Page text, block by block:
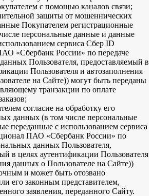
с помощью каналов связи;
защиты от мошеннических
Покупателем регистрационные
персональные данные и данные
сервиса Сбер ID
«Сбербанк России» по передаче
Пользователя, предоставляемый в
Пользователя и автозаполнения
на Сайте)) могут быть переданы
транзакции по оплате
согласие на обработку его
данных (в том числе персональные
переданные с использованием сервиса
ПАО «Сбербанк России» по
данных Пользователя,
в целях аутентификации Пользователя
данных о Пользователе на Сайте))
и может быть отозвано
его законным представителем,
заявления, переданного Сайту.